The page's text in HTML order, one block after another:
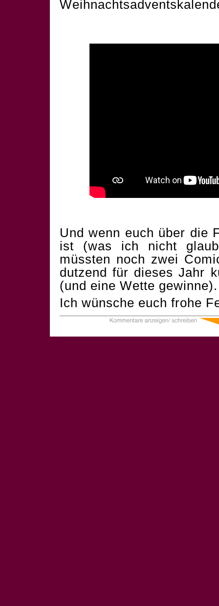
Und wenn euch über die
ist (was ich nicht
müssten noch zwei
dutzend für dieses Jahr
(und eine Wette
Ich wünsche euch frohe